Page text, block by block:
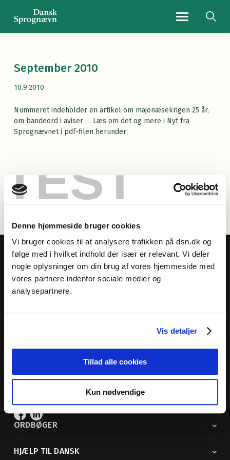
TEST
Denne hjemmeside bruger cookies
Vi bruger cookies til at analysere trafikken på dsn.dk og
følge med i hvilket indhold der især er relevant. Vi deler
nogle oplysninger om din brug af vores hjemmeside med
vores partnere indenfor sociale medier og
analysepartnere.
Vis detaljer
Tillad alle cookies
Kun nødvendige
Navigationsmenu
September 2010
10.9.2010
Nummeret indeholder en artikel om majonæsekrigen 25 år,
om bandeord i aviser … Læs om det og mere i Nyt fra
Sprognævnet i pdf-filen herunder:
Læs Nyt fra Sprognævnet her(pdf)
Adelgade 119 B
Sproglige spørgsmål:33 74 74 74
Andre henvendelser:33 74 74 00· adm@dsn.dk
Vi findes også på sociale medier
ORDBØGER
HJÆLP TIL DANSK